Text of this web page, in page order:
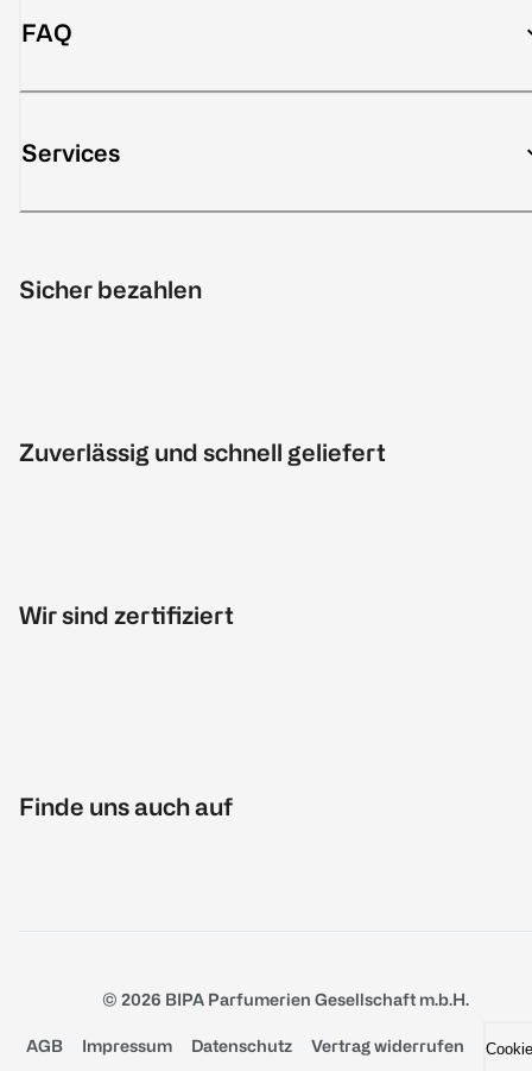
FAQ
Services
Sicher bezahlen
Zuverlässig und schnell geliefert
Wir sind zertifiziert
Finde uns auch auf
© 2026 BIPA Parfumerien Gesellschaft m.b.H.
AGB Impressum Datenschutz Vertrag widerrufen